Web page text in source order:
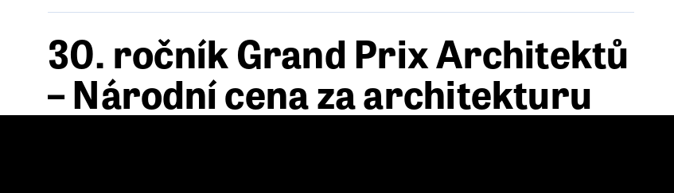
30. ročník Grand Prix Architektů
– Národní cena za architekturu
2023 zná své finalisty